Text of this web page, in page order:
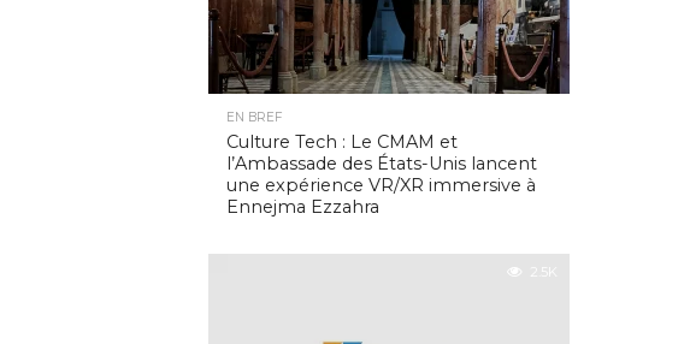
EN BREF
Culture Tech : Le CMAM et
l’Ambassade des États-Unis lancent
une expérience VR/XR immersive à
Ennejma Ezzahra
2.5K